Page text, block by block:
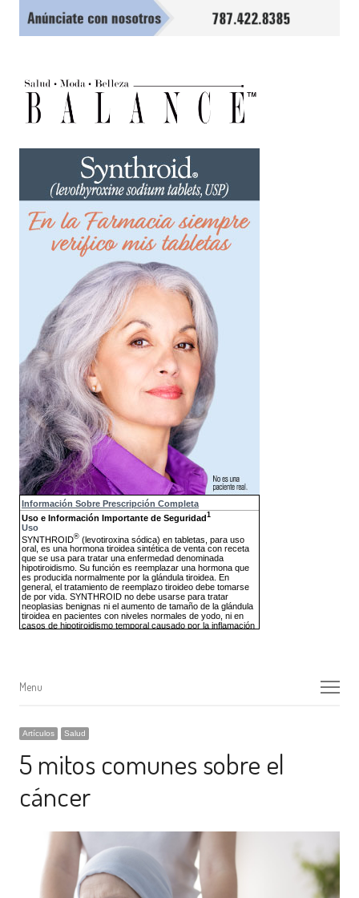
Menu
Menu
Artículos Salud
5 mitos comunes sobre el
cáncer